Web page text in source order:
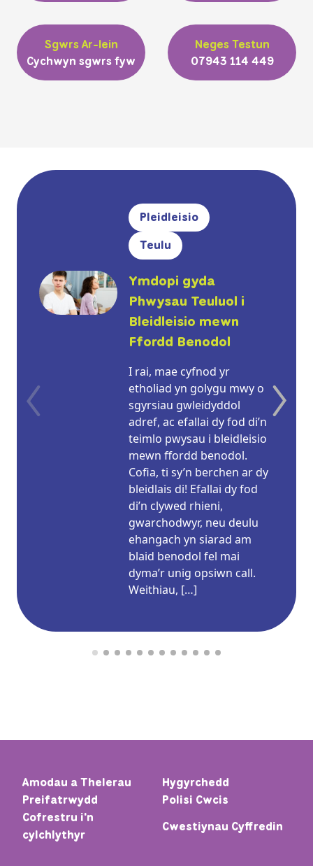
Sgwrs Ar-lein
Cychwyn sgwrs fyw
Neges Testun
07943 114 449
Pleidleisio
Teulu
Ymdopi gyda
Phwysau Teuluol i
Bleidleisio mewn
Ffordd Benodol
I rai, mae cyfnod yr
etholiad yn golygu mwy o
sgyrsiau gwleidyddol
adref, ac efallai dy fod di’n
teimlo pwysau i bleidleisio
mewn ffordd benodol.
Cofia, ti sy’n berchen ar dy
bleidlais di! Efallai dy fod
di’n clywed rhieni,
gwarchodwyr, neu deulu
ehangach yn siarad am
blaid benodol fel mai
dyma’r unig opsiwn call.
Weithiau, […]
Amodau a Thelerau
Hygyrchedd
Preifatrwydd
Polisi Cwcis
Cofrestru i'n
cylchlythyr
Cwestiynau Cyffredin